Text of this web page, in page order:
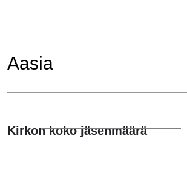
Aasia
Kirkon koko jäsenmäärä